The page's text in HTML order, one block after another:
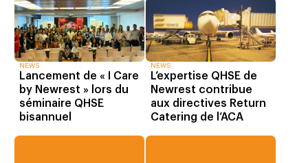
NEWS
Lancement de « I Care
by Newrest » lors du
séminaire QHSE
bisannuel
NEWS
L’expertise QHSE de
Newrest contribue
aux directives Return
Catering de l’ACA